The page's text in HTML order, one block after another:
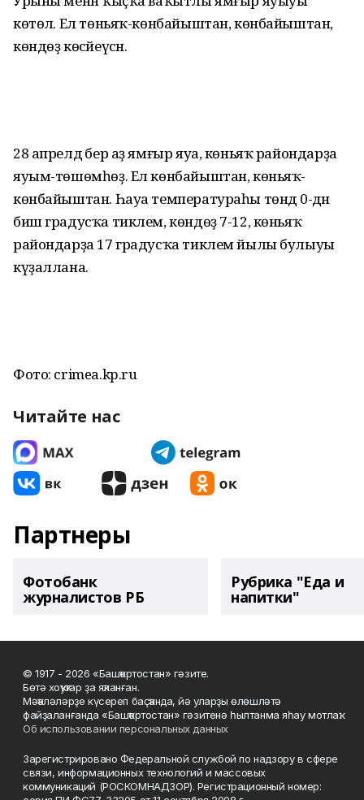
көтөлә. Ел төньяҡ-көнбайыштан, көнбайыштан,
көндөҙ көсәйеүсән.
28 апрелдә бер аҙ ямғыр яуа, көньяҡ райондарҙа
яуым-төшөмһөҙ. Ел көнбайыштан, көньяҡ-
көнбайыштан. Һауа температураһы төндә 0-дән
биш градусҡа тиклем, көндөҙ 7-12, көньяҡ
райондарҙа 17 градусҡа тиклем йылы булыуы
күҙаллана.
Фото: crimea.kp.ru
Читайте нас
Партнеры
Фотобанк
журналистов РБ
Рубрика "Еда и
напитки"
© 1917 - 2026 «Башҡортостан» гәзите.
Бөтә хоҡуҡтар ҙа яҡланған.
Мәҡәләләрҙе күсереп баҫҡанда, йә уларҙы өлөшләтә
файҙаланғанда «Башҡортостан» гәзитенә һылтанма яһау мотлаҡ.
Об использовании персональных данных
Зарегистрировано Федеральной службой по надзору в сфере
связи, информационных технологий и массовых
коммуникаций (РОСКОМНАДЗОР). Регистрационный номер: